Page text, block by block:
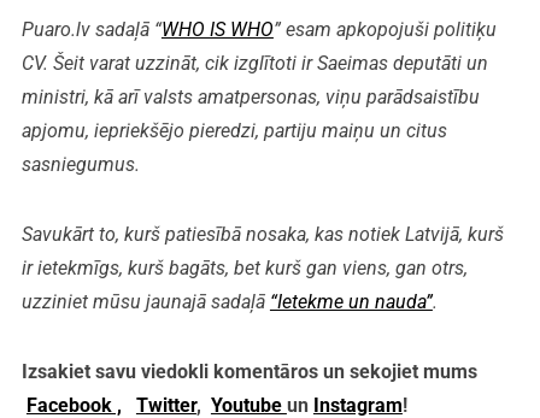
Puaro.lv sadaļā “WHO IS WHO” esam apkopojuši politiķu
CV. Šeit varat uzzināt, cik izglītoti ir Saeimas deputāti un
ministri, kā arī valsts amatpersonas, viņu parādsaistību
apjomu, iepriekšējo pieredzi, partiju maiņu un citus
sasniegumus.
Savukārt to, kurš patiesībā nosaka, kas notiek Latvijā, kurš
ir ietekmīgs, kurš bagāts, bet kurš gan viens, gan otrs,
uzziniet mūsu jaunajā sadaļā “Ietekme un nauda”.
Izsakiet savu viedokli komentāros un sekojiet mums
Facebook ,
Twitter, Youtube un Instagram!